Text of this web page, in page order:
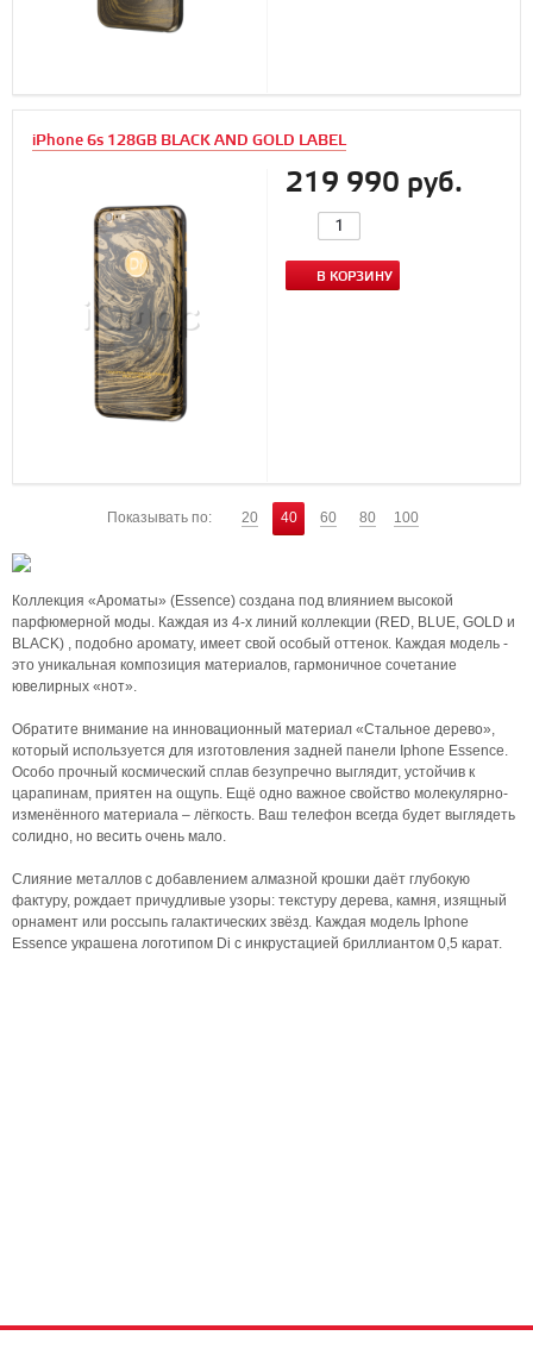
iPhone 6s 128GB BLACK AND GOLD LABEL
219 990 руб.
В КОРЗИНУ
Показывать по: 20 40 60 80 100
Коллекция «Ароматы» (Essence) создана под влиянием высокой
парфюмерной моды. Каждая из 4-х линий коллекции (RED, BLUE, GOLD и
BLACK) , подобно аромату, имеет свой особый оттенок. Каждая модель -
это уникальная композиция материалов, гармоничное сочетание
ювелирных «нот».
Обратите внимание на инновационный материал «Стальное дерево»,
который используется для изготовления задней панели Iphone Essence.
Особо прочный космический сплав безупречно выглядит, устойчив к
царапинам, приятен на ощупь. Ещё одно важное свойство молекулярно-
изменённого материала – лёгкость. Ваш телефон всегда будет выглядеть
солидно, но весить очень мало.
Слияние металлов с добавлением алмазной крошки даёт глубокую
фактуру, рождает причудливые узоры: текстуру дерева, камня, изящный
орнамент или россыпь галактических звёзд. Каждая модель Iphone
Essence украшена логотипом Di с инкрустацией бриллиантом 0,5 карат.